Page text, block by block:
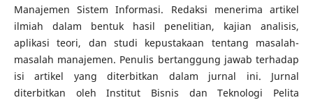
Manajemen Sistem Informasi. Redaksi menerima artikel
ilmiah dalam bentuk hasil penelitian, kajian analisis,
aplikasi teori, dan studi kepustakaan tentang masalah-
masalah manajemen. Penulis bertanggung jawab terhadap
isi artikel yang diterbitkan dalam jurnal ini. Jurnal
diterbitkan oleh Institut Bisnis dan Teknologi Pelita